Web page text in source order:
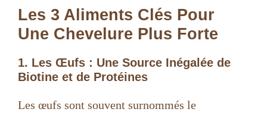
Les 3 Aliments Clés Pour
Une Chevelure Plus Forte
1. Les Œufs : Une Source Inégalée de
Biotine et de Protéines
Les œufs sont souvent surnommés le